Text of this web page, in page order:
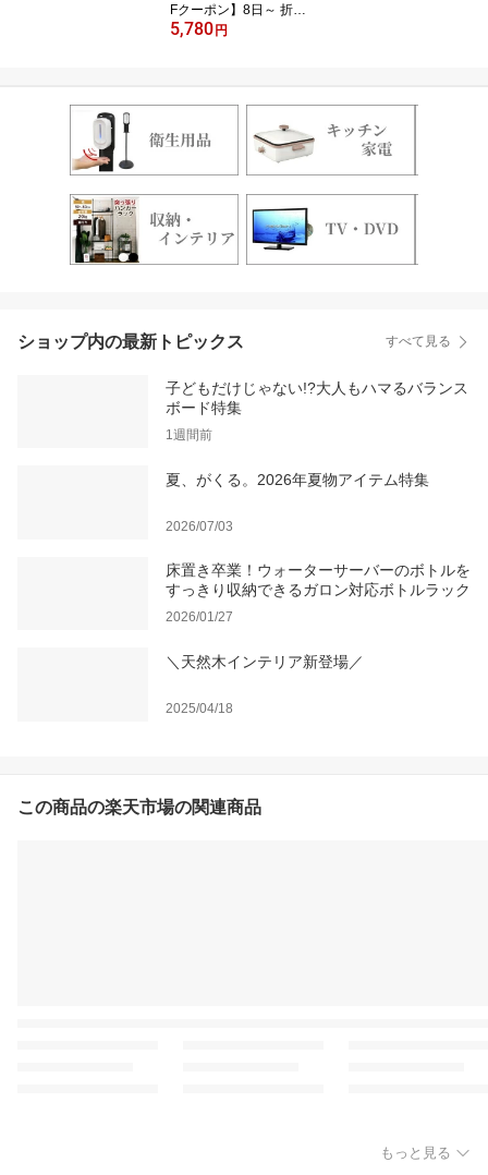
Fクーポン】8日～ 折り
たたみ扇風機 扇風機 コ
折りたたみ式 首振り タ
イマー 10時間 8000mAh
電池 静音 高さ調節 4段階
風量 収納 床置き 省エネ
5,780円
ショップ内の最新トピックス すべて見る
子どもだけじゃない!?大人もハマるバランス
ボード特集
1週間前
夏、がくる。2026年夏物アイテム特集
2026/07/03
床置き卒業！ウォーターサーバーのボトルを
すっきり収納できるガロン対応ボトルラック
2026/01/27
＼天然木インテリア新登場／
2025/04/18
この商品の楽天市場の関連商品
もっと見る